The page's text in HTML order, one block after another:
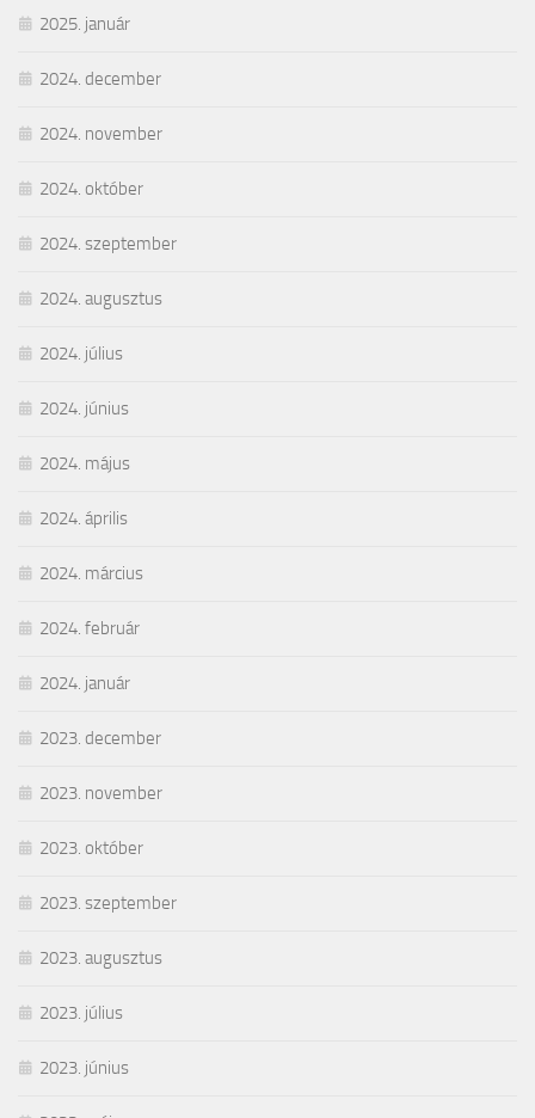
2025. január
2024. december
2024. november
2024. október
2024. szeptember
2024. augusztus
2024. július
2024. június
2024. május
2024. április
2024. március
2024. február
2024. január
2023. december
2023. november
2023. október
2023. szeptember
2023. augusztus
2023. július
2023. június